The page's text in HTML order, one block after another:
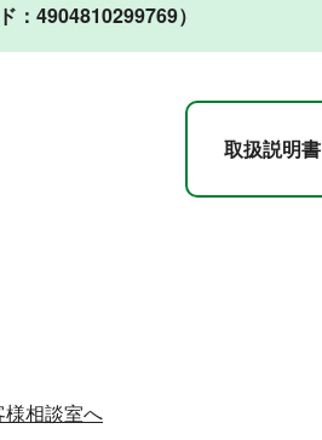
：4904810299769）
取扱説明書
相談室へ